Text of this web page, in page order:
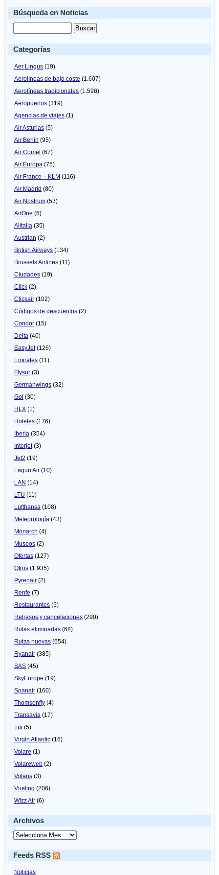
Búsqueda en Noticias
Categorías
Aer Lingus (19)
Aerolíneas de bajo coste (1.607)
Aerolíneas tradicionales (1.598)
Aeropuertos (319)
Agencias de viajes (1)
Air Asturias (5)
Air Berlin (95)
Air Comet(67)
Air Europa (75)
Air France – KLM (116)
Air Madrid (80)
Air Nostrum (53)
AirOne (6)
Alitalia (35)
Austrian (2)
British Airways (134)
Brussels Airlines (11)
Ciudades (19)
Click (2)
Clickair (102)
Códigos de descuentos (2)
Condor (15)
Delta (40)
EasyJet(126)
Emirates (11)
Flysur (3)
Germanwings (32)
Gol (30)
HLX (1)
Hoteles (176)
Iberia (354)
Interjet(3)
Jet2 (19)
Lagun Air (10)
LAN (14)
LTU (11)
Lufthansa (108)
Meteorologí­a (43)
Monarch (4)
Museos (2)
Ofertas (127)
Otros (1.935)
Pyrenair (2)
Renfe (7)
Restaurantes (5)
Retrasos y cancelaciones (290)
Rutas eliminadas (68)
Rutas nuevas (654)
Ryanair (385)
SAS (45)
SkyEurope (19)
Spanair (160)
Thomsonfly (4)
Transavia (17)
Tui (5)
Virgin Atlantic (16)
Volare (1)
Volareweb (2)
Volaris (3)
Vueling (206)
Wizz Air (6)
Archivos
Feeds RSS
Noticias